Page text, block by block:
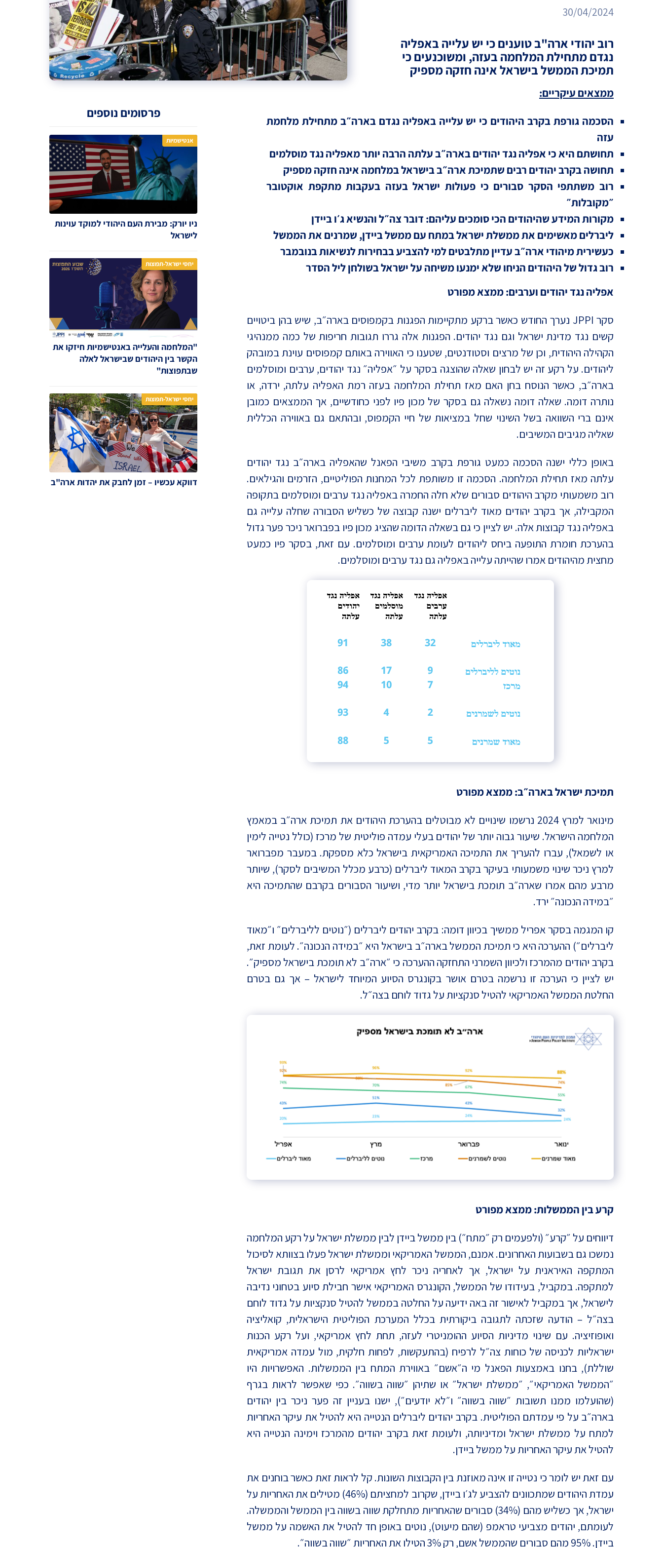
דמוקרטיה
דת ומדינה
חרדים
יחסי ישראל-סין
30/04/2024
פרסומים נוספים
אנטישמיות
ניו יורק: מבירת העם היהודי למוקד עוינות
לישראל
יחסי ישראל-תפוצות
"המלחמה והעלייה באנטישמיות חיזקו את
הקשר בין היהודים שבישראל לאלה
שבתפוצות"
יחסי ישראל-תפוצות
דווקא עכשיו – זמן לחבק את יהדות ארה"ב
רוב יהודי ארה"ב טוענים כי יש עלייה באפליה
נגדם מתחילת המלחמה בעזה, ומשוכנעים כי
תמיכת הממשל בישראל אינה חזקה מספיק
ממצאים עיקריים:
הסכמה גורפת בקרב היהודים כי יש עלייה באפליה נגדם בארה״ב מתחילת מלחמת
עזה
תחושתם היא כי אפליה נגד יהודים בארה״ב עלתה הרבה יותר מאפליה נגד מוסלמים
תחושה בקרב יהודים רבים שתמיכת ארה״ב בישראל במלחמה אינה חזקה מספיק
רוב משתתפי הסקר סבורים כי פעולות ישראל בעזה בעקבות מתקפת אוקטובר
״מקובלות״
מקורות המידע שהיהודים הכי סומכים עליהם: דובר צה״ל והנשיא ג׳ו ביידן
ליברלים מאשימים את ממשלת ישראל במתח עם ממשל ביידן, שמרנים את הממשל
כעשירית מיהודי ארה״ב עדיין מתלבטים למי להצביע בבחירות לנשיאות בנובמבר
רוב גדול של היהודים הניחו שלא ימנעו משיחה על ישראל בשולחן ליל הסדר
אפליה נגד יהודים וערבים: ממצא מפורט
סקר JPPI נערך החודש כאשר ברקע מתקיימות הפגנות בקמפוסים בארה״ב, שיש בהן ביטויים
קשים נגד מדינת ישראל וגם נגד יהודים. הפגנות אלה גררו תגובות חריפות של כמה ממנהיגי
הקהילה היהודית, וכן של מרצים וסטודנטים, שטענו כי האווירה באותם קמפוסים עוינת במובהק
ליהודים. על רקע זה יש לבחון שאלה שהוצגה בסקר על ״אפליה״ נגד יהודים, ערבים ומוסלמים
בארה״ב, כאשר הנוסח בחן האם מאז תחילת המלחמה בעזה רמת האפליה עלתה, ירדה, או
נותרה דומה. שאלה דומה נשאלה גם בסקר של מכון פיו לפני כחודשיים, אך הממצאים כמובן
אינם ברי השוואה בשל השינוי שחל במציאות של חיי הקמפוס, ובהתאם גם באווירה הכללית
שאליה מגיבים המשיבים.
באופן כללי ישנה הסכמה כמעט גורפת בקרב משיבי הפאנל שהאפליה בארה״ב נגד יהודים
עלתה מאז תחילת המלחמה. הסכמה זו משותפת לכל המחנות הפוליטיים, הזרמים והגילאים.
רוב משמעותי מקרב היהודים סבורים שלא חלה החמרה באפליה נגד ערבים ומוסלמים בתקופה
המקבילה, אך בקרב יהודים מאוד ליברלים ישנה קבוצה של כשליש הסבורה שחלה עלייה גם
באפליה נגד קבוצות אלה. יש לציין כי גם בשאלה הדומה שהציג מכון פיו בפברואר ניכר פער גדול
בהערכת חומרת התופעה ביחס ליהודים לעומת ערבים ומוסלמים. עם זאת, בסקר פיו כמעט
מחצית מהיהודים אמרו שהייתה עלייה באפליה גם נגד ערבים ומוסלמים.
תמיכת ישראל בארה״ב: ממצא מפורט
מינואר למרץ 2024 נרשמו שינויים לא מבוטלים בהערכת היהודים את תמיכת ארה״ב במאמץ
המלחמה הישראל. שיעור גבוה יותר של יהודים בעלי עמדה פוליטית של מרכז (כולל נטייה לימין
או לשמאל), עברו להעריך את התמיכה האמריקאית בישראל כלא מספקת. במעבר מפברואר
למרץ ניכר שינוי משמעותי בעיקר בקרב המאוד ליברלים (כרבע מכלל המשיבים לסקר), שיותר
מרבע מהם אמרו שארה״ב תומכת בישראל יותר מדי, ושיעור הסבורים בקרבם שהתמיכה היא
״במידה הנכונה״ ירד.
קו המגמה בסקר אפריל ממשיך בכיוון דומה: בקרב יהודים ליברלים (״נוטים לליברלים״ ו״מאוד
ליברלים״) ההערכה היא כי תמיכת הממשל בארה״ב בישראל היא ״במידה הנכונה״. לעומת זאת,
בקרב יהודים מהמרכז ולכיוון השמרני התחזקה ההערכה כי ״ארה״ב לא תומכת בישראל מספיק״.
יש לציין כי הערכה זו נרשמה בטרם אושר בקונגרס הסיוע המיוחד לישראל – אך גם בטרם
החלטת הממשל האמריקאי להטיל סנקציות על גדוד לוחם בצה״ל.
קרע בין הממשלות: ממצא מפורט
דיווחים על ״קרע״ (ולפעמים רק ״מתח״) בין ממשל ביידן לבין ממשלת ישראל על רקע המלחמה
נמשכו גם בשבועות האחרונים. אמנם, הממשל האמריקאי וממשלת ישראל פעלו בצוותא לסיכול
המתקפה האיראנית על ישראל, אך לאחריה ניכר לחץ אמריקאי לרסן את תגובת ישראל
למתקפה. במקביל, בעידודו של הממשל, הקונגרס האמריקאי אישר חבילת סיוע בטחוני נדיבה
לישראל, אך במקביל לאישור זה באה ידיעה על החלטה בממשל להטיל סנקציות על גדוד לוחם
בצה״ל – הודעה שזכתה לתגובה ביקורתית בכלל המערכת הפוליטית הישראלית, קואליציה
ואופוזיציה. עם שינוי מדיניות הסיוע ההומניטרי לעזה, תחת לחץ אמריקאי, ועל רקע הכנות
ישראליות לכניסה של כוחות צה״ל לרפיח (בהתעקשות, לפחות חלקית, מול עמדה אמריקאית
שוללת), בחנו באמצעות הפאנל מי ה״אשם״ באווירת המתח בין הממשלות. האפשרויות היו
״הממשל האמריקאי״, ״ממשלת ישראל״ או שתיהן ״שווה בשווה״. כפי שאפשר לראות בגרף
(שהועלמו ממנו תשובות ״שווה בשווה״ ו״לא יודעים״), ישנו בעניין זה פער ניכר בין יהודים
בארה״ב על פי עמדתם הפוליטית. בקרב יהודים ליברלים הנטייה היא להטיל את עיקר האחריות
למתח על ממשלת ישראל ומדיניותה, ולעומת זאת בקרב יהודים מהמרכז וימינה הנטייה היא
להטיל את עיקר האחריות על ממשל ביידן.
עם זאת יש לומר כי נטייה זו אינה מאוזנת בין הקבוצות השונות. קל לראות זאת כאשר בוחנים את
עמדת היהודים שמתכוונים להצביע לג׳ו ביידן, שקרוב למחציתם (46%) מטילים את האחריות על
ישראל, אך כשליש מהם (34%) סבורים שהאחריות מתחלקת שווה בשווה בין הממשל והממשלה.
לעומתם, יהודים מצביעי טראמפ (שהם מיעוט), נוטים באופן חד להטיל את האשמה על ממשל
ביידן. 95% מהם סבורים שהממשל אשם, רק 3% הטילו את האחריות ״שווה בשווה״.